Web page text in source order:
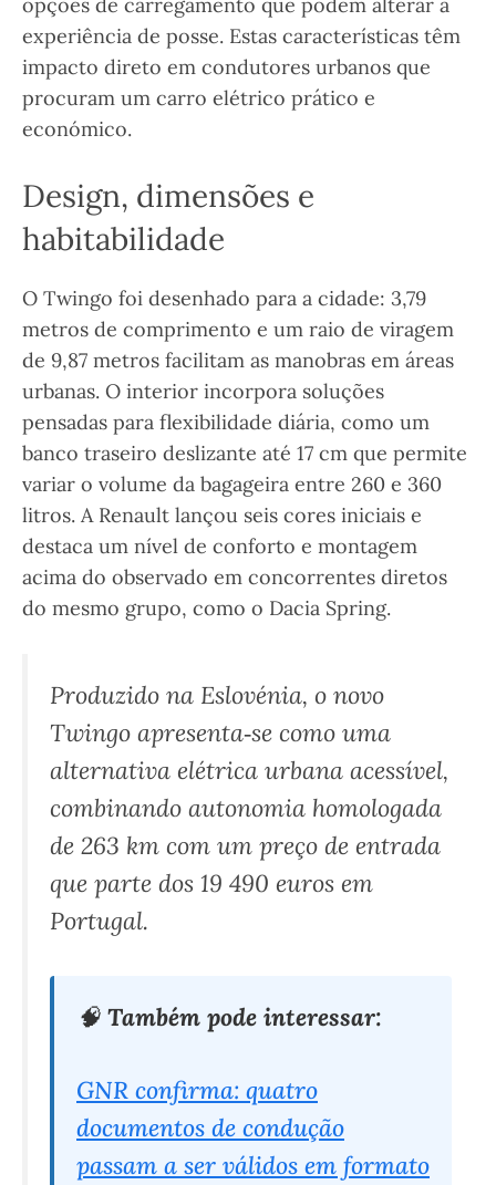
opções de carregamento que podem alterar a
experiência de posse. Estas características têm
impacto direto em condutores urbanos que
procuram um carro elétrico prático e
económico.
Design, dimensões e
habitabilidade
O Twingo foi desenhado para a cidade: 3,79
metros de comprimento e um raio de viragem
de 9,87 metros facilitam as manobras em áreas
urbanas. O interior incorpora soluções
pensadas para flexibilidade diária, como um
banco traseiro deslizante até 17 cm que permite
variar o volume da bagageira entre 260 e 360
litros. A Renault lançou seis cores iniciais e
destaca um nível de conforto e montagem
acima do observado em concorrentes diretos
do mesmo grupo, como o Dacia Spring.
Produzido na Eslovénia, o novo
Twingo apresenta‑se como uma
alternativa elétrica urbana acessível,
combinando autonomia homologada
de 263 km com um preço de entrada
que parte dos 19 490 euros em
Portugal.
🧠 Também pode interessar:
GNR confirma: quatro
documentos de condução
passam a ser válidos em formato